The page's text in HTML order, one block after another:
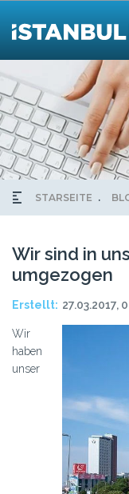
STARSEITE
Wir sind in
umgezogen
Erstellt: 27.03.2017,
Wir
haben
unser